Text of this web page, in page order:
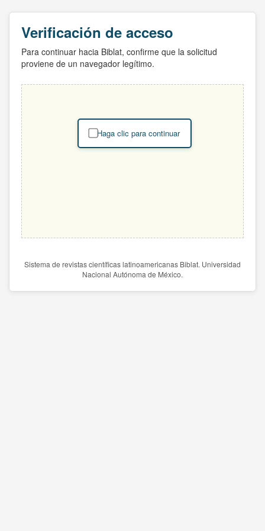
Verificación de acceso
Para continuar hacia Biblat, confirme que la solicitud
proviene de un navegador legítimo.
Haga clic para continuar
Sistema de revistas científicas latinoamericanas Biblat. Universidad
Nacional Autónoma de México.